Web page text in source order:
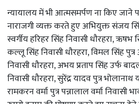
न्यायालय में भी आत्मसमर्पण ना किए जाने
नाराजगी व्यक्त करते हुए अभियुक्त संजय
स्वर्गीय हरिहर सिंह निवासी धौरहरा, ऋषभ
कल्लू सिंह निवासी धौरहरा, विमल सिंह
निवासी धौरहरा, अभय प्रताप सिंह उर्फ
निवासी धौरहरा, सुरेंद्र यादव पुत्र
रामकरन वर्मा पुत्र पन्नालाल वर्मा